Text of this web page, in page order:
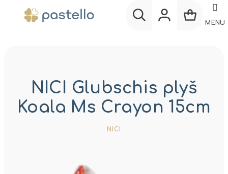
MENU
NICI Glubschis plyš
Koala Ms Crayon 15cm
NICI